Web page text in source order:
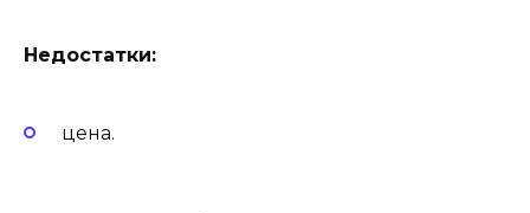
Недостатки:
цена.